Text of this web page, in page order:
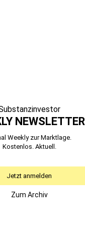
NEWSLETTER
Weekly zur Marktlage.
Kostenlos. Aktuell.
Jetzt anmelden
Zum Archiv